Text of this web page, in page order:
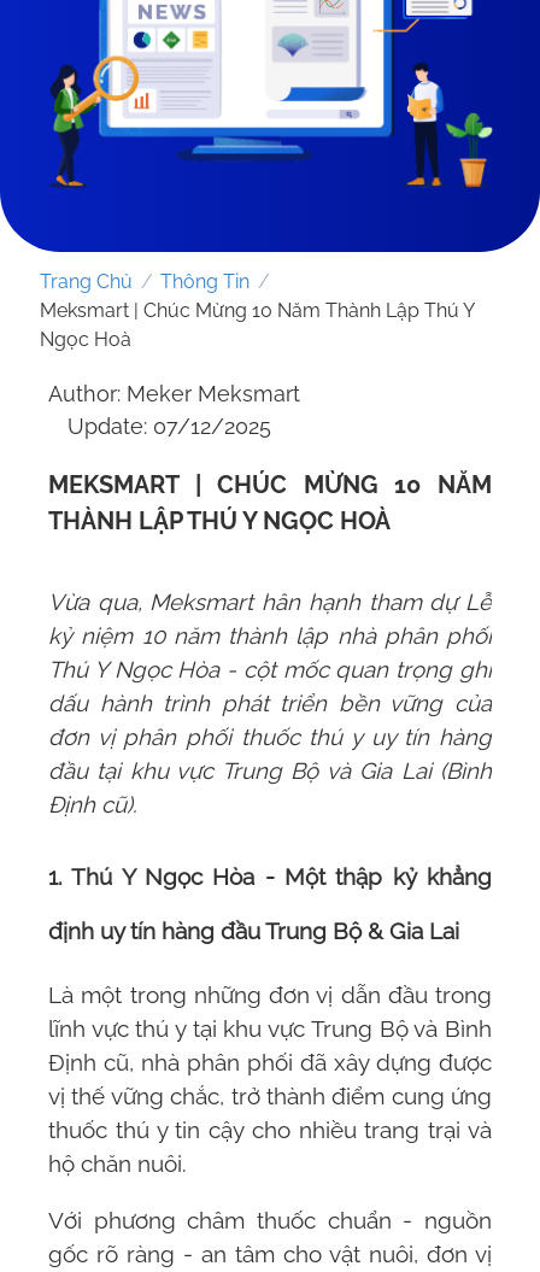
Trang Chủ / Thông Tin /
Meksmart | Chúc Mừng 10 Năm Thành Lập Thú Y
Ngọc Hoà
Author: Meker Meksmart
Update: 07/12/2025
MEKSMART | CHÚC MỪNG 10 NĂM
THÀNH LẬP THÚ Y NGỌC HOÀ
Vừa qua, Meksmarthân hạnh tham dự Lễ
kỷ niệm 10 năm thành lập nhà phân phối
Thú Y Ngọc Hòa - cột mốc quan trọng ghi
dấu hành trình phát triển bền vững của
đơn vị phân phối thuốc thú y uy tín hàng
đầu tại khu vực Trung Bộ và Gia Lai (Bình
Định cũ).
1. Thú Y Ngọc Hòa - Một thập kỷ khẳng
định uy tín hàng đầu Trung Bộ & Gia Lai
Là một trong những đơn vị dẫn đầu trong
lĩnh vực thú y tại khu vực Trung Bộ và Bình
Định cũ, nhà phân phối đã xây dựng được
vị thế vững chắc, trở thành điểm cung ứng
thuốc thú y tin cậy cho nhiều trang trại và
hộ chăn nuôi.
Với phương châm thuốc chuẩn - nguồn
gốc rõ ràng - an tâm cho vật nuôi, đơn vị
GỬI YÊU CẦU